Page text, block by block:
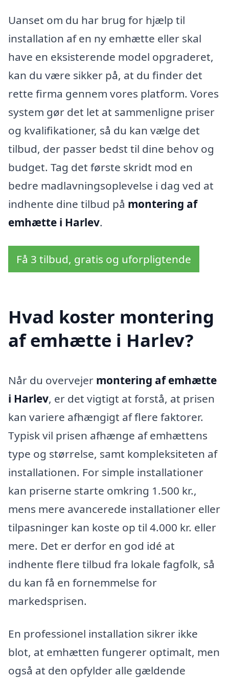
Uanset om du har brug for hjælp til
installation af en ny emhætte eller skal
have en eksisterende model opgraderet,
kan du være sikker på, at du finder det
rette firma gennem vores platform. Vores
system gør det let at sammenligne priser
og kvalifikationer, så du kan vælge det
tilbud, der passer bedst til dine behov og
budget. Tag det første skridt mod en
bedre madlavningsoplevelse i dag ved at
indhente dine tilbud på montering af
emhætte i Harlev.
Få 3 tilbud, gratis og uforpligtende
Hvad koster montering
af emhætte i Harlev?
Når du overvejer montering af emhætte
i Harlev, er det vigtigt at forstå, at prisen
kan variere afhængigt af flere faktorer.
Typisk vil prisen afhænge af emhættens
type og størrelse, samt kompleksiteten af
installationen. For simple installationer
kan priserne starte omkring 1.500 kr.,
mens mere avancerede installationer eller
tilpasninger kan koste op til 4.000 kr. eller
mere. Det er derfor en god idé at
indhente flere tilbud fra lokale fagfolk, så
du kan få en fornemmelse for
markedsprisen.
En professionel installation sikrer ikke
blot, at emhætten fungerer optimalt, men
også at den opfylder alle gældende